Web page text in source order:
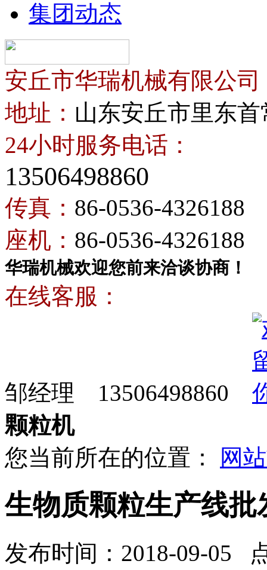
集团动态
安丘市华瑞机械有限公司
地址： 山东安丘市里东
24小时服务电话：
13506498860
传真： 86-0536-4326188
座机： 86-0536-4326188
华瑞机械欢迎您前来洽谈协商！
在线客服：
邹经理 13506498860
颗粒机
您当前所在的位置：
网
生物质颗粒生产线批
发布时间：2018-09-05